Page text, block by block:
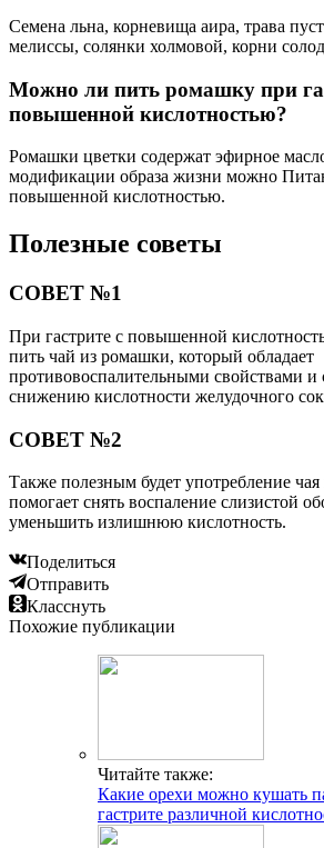
Семена льна, корневища аира, трава
мелиссы, солянки холмовой, корни
Можно ли пить ромашку при
повышенной кислотностью?
Ромашки цветки содержат эфирное
модификации образа жизни можно
повышенной кислотностью.
Полезные советы
СОВЕТ №1
При гастрите с повышенной
пить чай из ромашки, который обладает
противовоспалительными свойствами и
снижению кислотности желудочного
СОВЕТ №2
Также полезным будет употребление
помогает снять воспаление слизистой
уменьшить излишнюю кислотность.
Поделиться
Отправить
Класснуть
Похожие публикации
Читайте также:
Какие орехи можно кушать
гастрите различной